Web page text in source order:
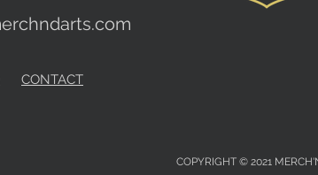
CONTACT
COPYRIGHT © 2021